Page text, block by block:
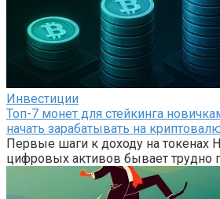
Инвестиции
Топ-7 монет для стейкинга
начать зарабатывать на
Первые шаги к доходу на токенах
цифровых активов бывает трудно